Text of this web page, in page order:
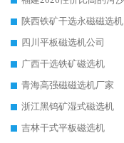
陕西铁矿干选永磁磁选机
四川平板磁选机公司
广西干选铁矿磁选机
青海高强磁磁选机厂家
浙江黑钨矿湿式磁选机
吉林干式平板磁选机